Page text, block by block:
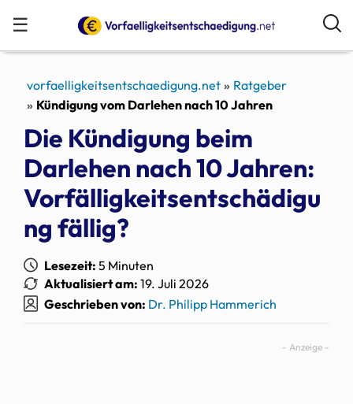
☰
vorfaelligkeitsentschaedigung.net
Ratgeber
Kündigung vom Darlehen nach 10 Jahren
Die Kündigung beim
Darlehen nach 10 Jahren:
Vorfälligkeitsentschädigu
ng fällig?
Lesezeit: 5 Minuten
Aktualisiert am: 19. Juli 2026
Geschrieben von: Dr. Philipp Hammerich